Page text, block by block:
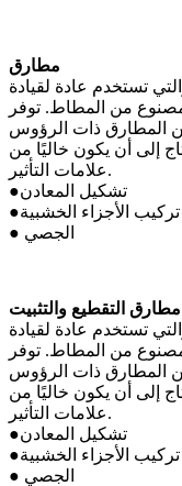
مطارق
تستخدم عادة لقيادة
من المطاط. توفر
من المطارق ذات الرؤوس
إلى أن يكون خاليًا من
علامات التأثير.
●تشكيل المعادن
●تركيب الأجزاء الخشبية
● الجصي
مطارق التقطيع والتثبيت
تستخدم عادة لقيادة
من المطاط. توفر
من المطارق ذات الرؤوس
إلى أن يكون خاليًا من
علامات التأثير.
●تشكيل المعادن
●تركيب الأجزاء الخشبية
● الجصي